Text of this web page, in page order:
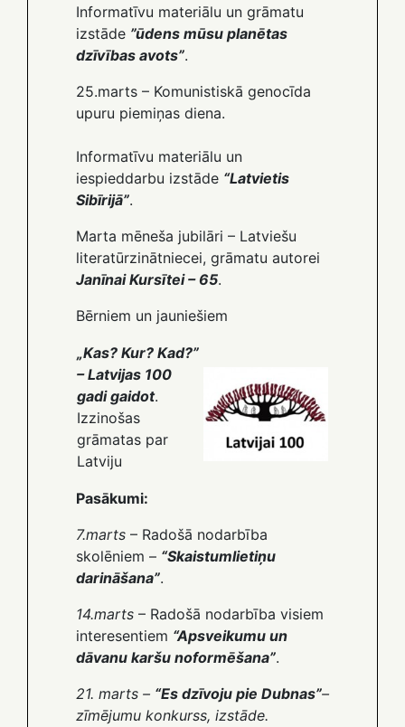
Informatīvu materiālu un grāmatu
izstāde ”ūdens mūsu planētas
dzīvības avots”.
25.marts – Komunistiskā genocīda
upuru piemiņas diena.
Informatīvu materiālu un
iespieddarbu izstāde “Latvietis
Sibīrijā”.
Marta mēneša jubilāri – Latviešu
literatūrzinātniecei, grāmatu autorei
Janīnai Kursītei – 65.
Bērniem un jauniešiem
„Kas? Kur? Kad?”
– Latvijas 100
gadi gaidot.
Izzinošas
grāmatas par
Latviju
Pasākumi:
7.marts – Radošā nodarbība
skolēniem – “Skaistumlietiņu
darināšana”.
14.marts – Radošā nodarbība visiem
interesentiem “Apsveikumu un
dāvanu karšu noformēšana”.
21. marts – “Es dzīvoju pie Dubnas”–
zīmējumu konkurss, izstāde.